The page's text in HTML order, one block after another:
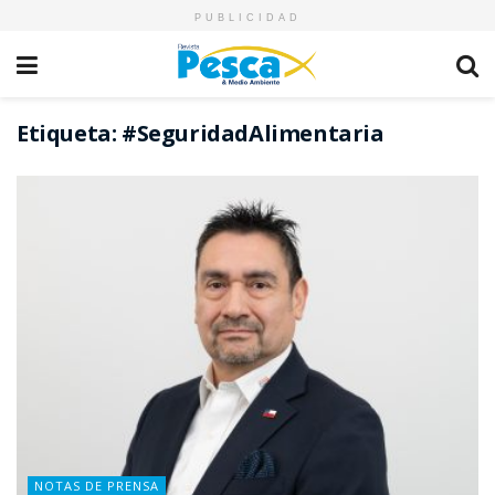
PUBLICIDAD
Etiqueta: #SeguridadAlimentaria
NOTAS DE PRENSA